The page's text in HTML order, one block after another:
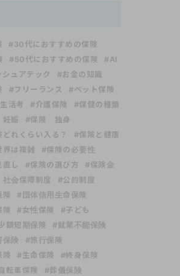
#30代におすすめの保険
#50代におすすめの保険
#AI
ュアテック
#お金の知識
#フリーランス
#ペット保険
活考
#介護保険
#保健の種類
娠
#保険 独身
どれくらい入る？
#保険と健康
界は複雑
#保険の必要性
直し #保険の選び方
#保険金
会保障制度
#公的制度
険
#団体信用生命保険
険 #女性保険
#子ども
額短期保険
#就業不能保険
保険
#旅行保険
険 #生命保険
#終身保険
転車保険
#葬儀保険